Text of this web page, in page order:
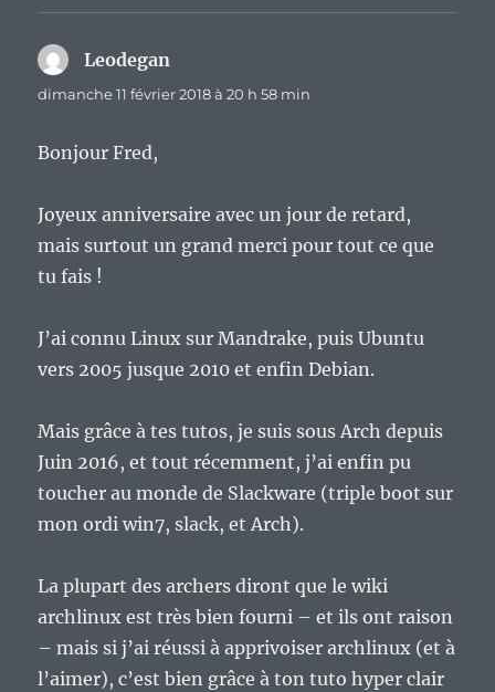
Leodegan
dimanche 11 février 2018 à 20 h 58 min
Bonjour Fred,
Joyeux anniversaire avec un jour de retard,
mais surtout un grand merci pour tout ce que
tu fais !
J’ai connu Linux sur Mandrake, puis Ubuntu
vers 2005 jusque 2010 et enfin Debian.
Mais grâce à tes tutos, je suis sous Arch depuis
Juin 2016, et tout récemment, j’ai enfin pu
toucher au monde de Slackware (triple boot sur
mon ordi win7, slack, et Arch).
La plupart des archers diront que le wiki
archlinux est très bien fourni – et ils ont raison
– mais si j’ai réussi à apprivoiser archlinux (et à
l’aimer), c’est bien grâce à ton tuto hyper clair